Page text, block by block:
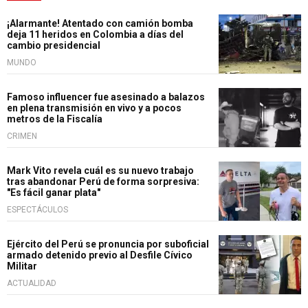
¡Alarmante! Atentado con camión bomba
deja 11 heridos en Colombia a días del
cambio presidencial
MUNDO
Famoso influencer fue asesinado a balazos
en plena transmisión en vivo y a pocos
metros de la Fiscalía
CRIMEN
Mark Vito revela cuál es su nuevo trabajo
tras abandonar Perú de forma sorpresiva:
"Es fácil ganar plata"
ESPECTÁCULOS
Ejército del Perú se pronuncia por suboficial
armado detenido previo al Desfile Cívico
Militar
ACTUALIDAD